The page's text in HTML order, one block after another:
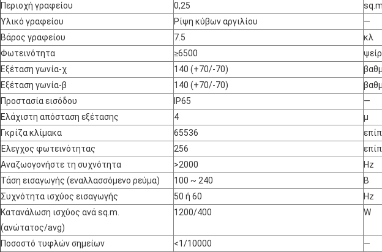
Περιοχή γραφείου
0,25
Υλικό γραφείου
Ρίψη κύβων αργιλίου
—
Βάρος γραφείου
7.5
κλ
Φωτεινότητα
≥6500
Εξέταση γωνία-χ
140 (+70/-70)
Εξέταση γωνία-β
140 (+70/-70)
Προστασία εισόδου
IP65
—
Ελάχιστη απόσταση εξέτασης
4
μ
Γκρίζα κλίμακα
65536
Έλεγχος φωτεινότητας
256
Αναζωογονήστε τη συχνότητα
>2000
Hz
Τάση εισαγωγής (εναλλασσόμενο ρεύμα)
100 ~ 240
Β
Συχνότητα ισχύος εισαγωγής
50 ή 60
Hz
Κατανάλωση ισχύος ανά sq.m.
(ανώτατος/avg)
1200/400 W
Ποσοστό τυφλών σημείων <1/10000
—